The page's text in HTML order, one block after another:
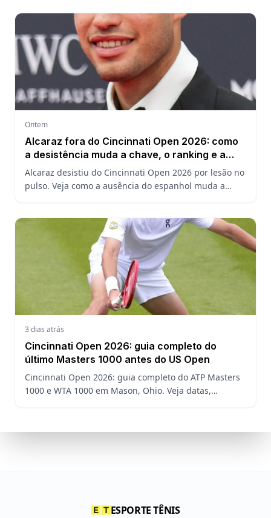
Ontem
Alcaraz fora do Cincinnati Open 2026: como
a desistência muda a chave, o ranking e a
defesa do US Open
Alcaraz desistiu do Cincinnati Open 2026 por lesão no
pulso. Veja como a ausência do espanhol muda a
3 dias atrás
Cincinnati Open 2026: guia completo do
último Masters 1000 antes do US Open
Cincinnati Open 2026: guia completo do ATP Masters
1000 e WTA 1000 em Mason, Ohio. Veja datas,
ESPORTE TÊNIS